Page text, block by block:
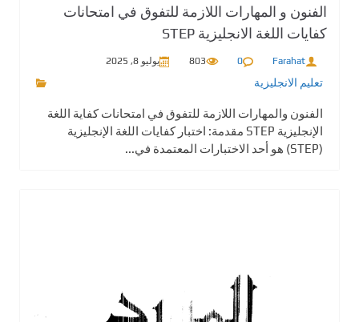
الفنون و المهارات اللازمة للتفوق في امتحانات
كفايات اللغة الانجليزية STEP
Farahat
0
803 يوليو 8, 2025
تعليم الانجليزية
الفنون والمهارات اللازمة للتفوق في امتحانات كفاية اللغة
الإنجليزية STEP مقدمة: اختبار كفايات اللغة الإنجليزية
(STEP) هو أحد الاختبارات المعتمدة في...